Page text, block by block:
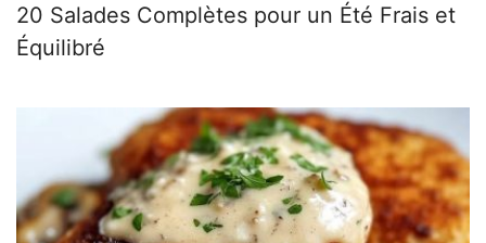
20 Salades Complètes pour un Été Frais et
Équilibré